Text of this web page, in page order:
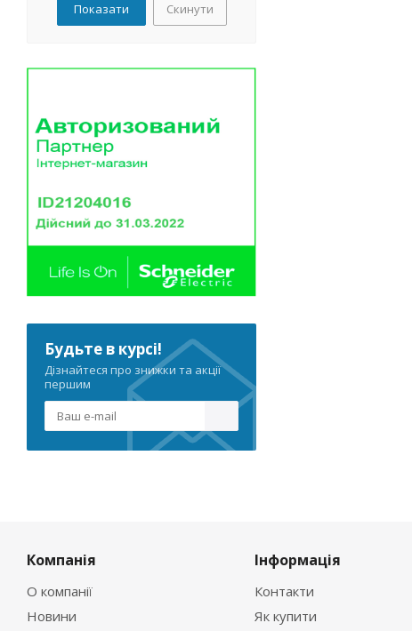
Скинути
Будьте в курсі!
Дізнайтеся про знижки та акції
першим
Компанія
О компанії
Новини
Інформація
Контакти
Як купити